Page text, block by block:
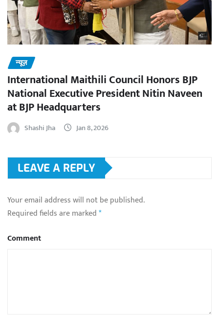
न्यूज़
International Maithili Council Honors BJP
National Executive President Nitin Naveen
at BJP Headquarters
Shashi Jha Jan 8, 2026
LEAVE A REPLY
Your email address will not be published.
Required fields are marked*
Comment